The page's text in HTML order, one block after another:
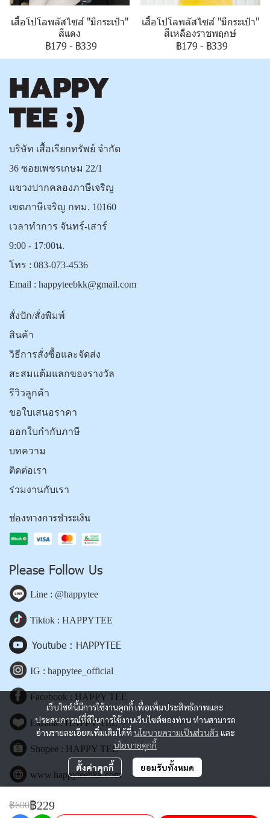
เสื้อโปโลพลัสไซส์ "มีกระเป๋า"
สีแดง
฿179 - ฿339
เสื้อโปโลพลัสไซส์ "มีกระเป๋า"
สีเหลืองราชพฤกษ์
฿179 - ฿339
฿600฿229
เว็บไซต์นี้มีการใช้งานคุกกี้ เพื่อเพิ่มประสิทธิภาพและ
ประสบการณ์ที่ดีในการใช้งานเว็บไซต์ของท่าน ท่านสามารถ
อ่านรายละเอียดเพิ่มเติมได้ที่ นโยบายความเป็นส่วนตัว และ
นโยบายคุกกี้
ตั้งค่าคุกกี้ ยอมรับทั้งหมด
บริษัท เสื้อเรียกทรัพย์ จำกัด
36 ซอยเพชรเกษม 22/1
แขวงปากคลองภาษีเจริญ
เขตภาษีเจริญ กทม. 10160
เวลาทำการ จันทร์-เสาร์
9:00 - 17:00น.
โทร : 083-073-4536
Email : happyteebkk@gmail.com
สั่งปัก/สั่งพิมพ์
สินค้า
วิธีการสั่งซื้อและจัดส่ง
สะสมแต้มแลกของรางวัล
รีวิวลูกค้า
ขอใบเสนอราคา
ออกใบกำกับภาษี
บทความ
ติดต่อเรา
ร่วมงานกับเรา
ช่องทางการชำระเงิน
Please Follow Us
Line : @happytee
Tiktok : HAPPYTEE
Youtube : HAPPYTEE
IG : happytee_official
Facebook : HAPPY TEE
Lazada : HAPPY TEE
Shopee : HAPPY TEE
www.happyteebkk.com